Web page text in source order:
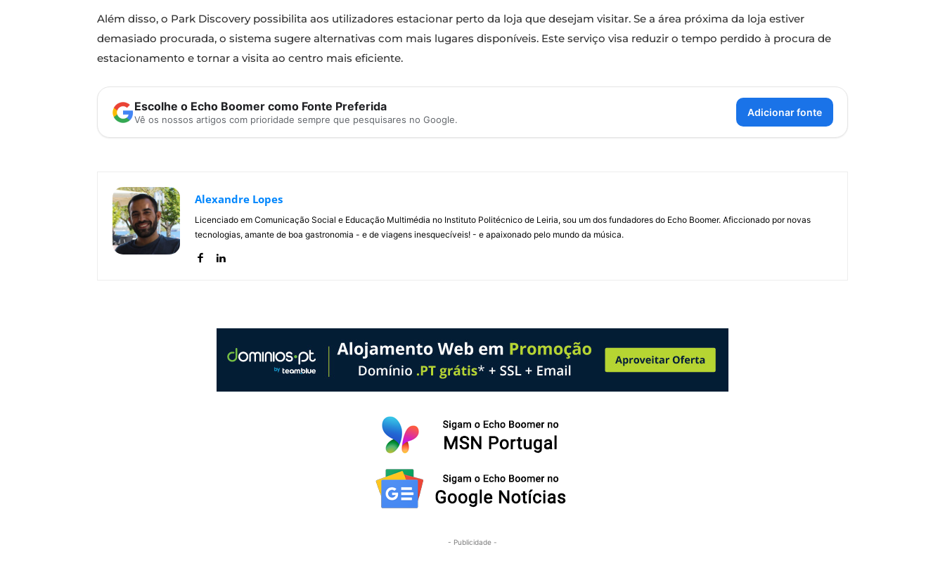
Além disso, o Park Discovery possibilita aos utilizadores estacionar perto da loja que desejam visitar. Se a área próxima da loja estiver
demasiado procurada, o sistema sugere alternativas com mais lugares disponíveis. Este serviço visa reduzir o tempo perdido à procura de
estacionamento e tornar a visita ao centro mais eficiente.
Escolhe o Echo Boomer como Fonte Preferida
Vê os nossos artigos com prioridade sempre que pesquisares no Google.
Adicionar fonte
Alexandre Lopes
Licenciado em Comunicação Social e Educação Multimédia no Instituto Politécnico de Leiria, sou um dos fundadores do Echo Boomer. Aficcionado por novas
tecnologias, amante de boa gastronomia - e de viagens inesquecíveis! - e apaixonado pelo mundo da música.
- Publicidade -